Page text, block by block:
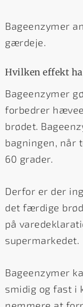
Bageenzymer
gærdeje.
Hvilken effekt
Bageenzymer
forbedrer
brødet.
bagningen, når
60 grader.
Derfor er der
det færdige
på
supermarkedet.
Bageenzymer
smidig og fast i